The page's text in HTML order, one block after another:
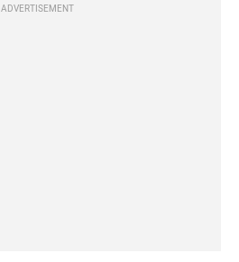
ADVERTISEMENT